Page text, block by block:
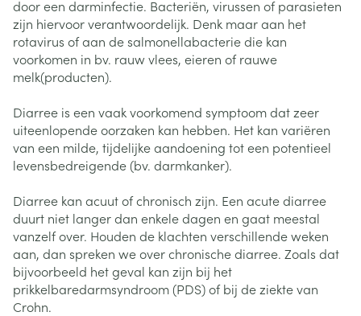
door een darminfectie. Bacteriën, virussen of parasieten
zijn hiervoor verantwoordelijk. Denk maar aan het
rotavirus of aan de salmonellabacterie die kan
voorkomen in bv. rauw vlees, eieren of rauwe
melk(producten).
Diarree is een vaak voorkomend symptoom dat zeer
uiteenlopende oorzaken kan hebben. Het kan variëren
van een milde, tijdelijke aandoening tot een potentieel
levensbedreigende (bv. darmkanker).
Diarree kan acuut of chronisch zijn. Een acute diarree
duurt niet langer dan enkele dagen en gaat meestal
vanzelf over. Houden de klachten verschillende weken
aan, dan spreken we over chronische diarree. Zoals dat
bijvoorbeeld het geval kan zijn bij het
prikkelbaredarmsyndroom (PDS) of bij de ziekte van
Crohn.